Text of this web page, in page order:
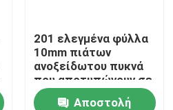
201 ελεγμένα φύλλα
10mm πιάτων
ανοξείδωτου πυκνά
που αποτυπώνουν σε
ανάγλυφο
Αποστολή